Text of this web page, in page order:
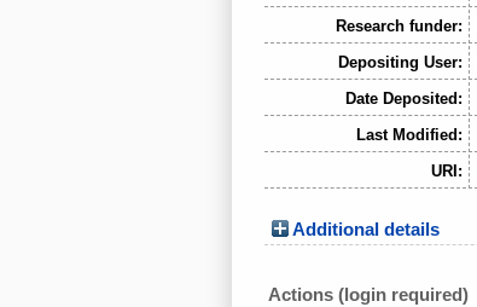
Research funder:
Depositing User:
Date Deposited:
Last Modified:
URI:
Additional details
Actions (login required)